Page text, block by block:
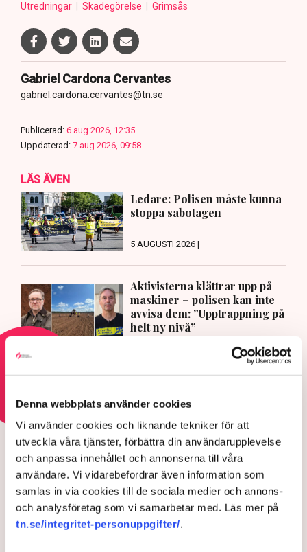
Denna webbplats använder cookies
Vi använder cookies och liknande tekniker för att
utveckla våra tjänster, förbättra din användarupplevelse
och anpassa innehållet och annonserna till våra
användare. Vi vidarebefordrar även information som
samlas in via cookies till de sociala medier och annons-
och analysföretag som vi samarbetar med. Läs mer på
tn.se/integritet-personuppgifter/.
Utredningar
Skadegörelse Grimsås
Gabriel Cardona Cervantes
gabriel.cardona.cervantes@tn.se
Publicerad: 6 aug 2026, 12:35
Uppdaterad: 7 aug 2026, 09:58
LÄS ÄVEN
Ledare: Polisen måste kunna
stoppa sabotagen
5 AUGUSTI 2026 |
Aktivisterna klättrar upp på
maskiner – polisen kan inte
avvisa dem: ”Upptrappning på
helt ny nivå”
Läs mer om hoten mot äganderätten
HOTEN MOT ÄGANDERÄTTEN
Aktivisterna klättrar upp på
maskiner – polisen kan inte
avvisa dem: ”Upptrappning
på helt ny nivå”